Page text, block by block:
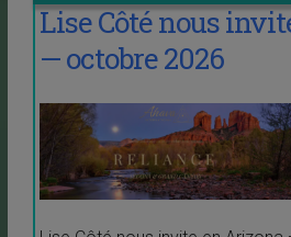
Lise Côté nous
— octobre 2026